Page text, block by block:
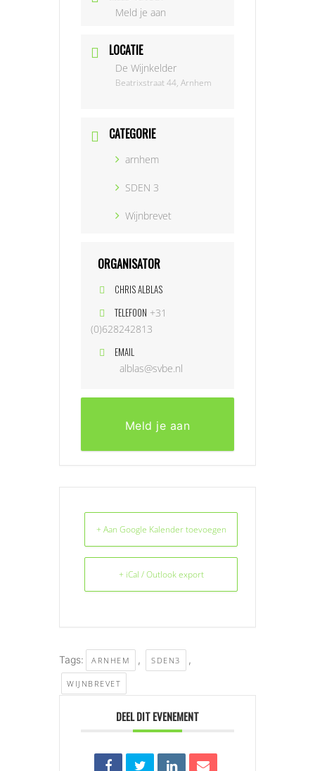
Meld je aan
LOCATIE
De Wijnkelder
Beatrixstraat 44, Arnhem
CATEGORIE
arnhem
SDEN 3
Wijnbrevet
ORGANISATOR
CHRIS ALBLAS
TELEFOON +31
(0)628242813
EMAIL
alblas@svbe.nl
Meld je aan
+ Aan Google Kalender toevoegen
+ iCal / Outlook export
Tags: ARNHEM , SDEN3 ,
WIJNBREVET
DEEL DIT EVENEMENT